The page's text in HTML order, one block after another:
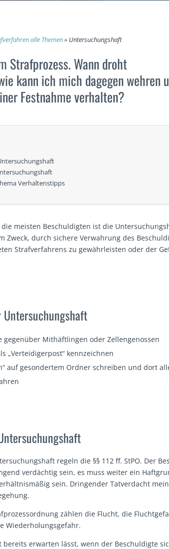
alle Themen» Untersuchungshaft
Strafprozess. Wann droht
kann ich mich dagegen wehren
Festnahme verhalten?
Verhaltenstipps
meisten Beschuldigten ist die
Zweck, durch sichere Verwahrung des
Strafverfahrens zu gewährleisten oder der
gegenüber Mithäftlingen oder Zellengenossen
„Verteidigerpost“ kennzeichnen
auf gesondertem Ordner schreiben und dort
regeln die §§ 112 ff. StPO. Der
verdächtig sein, es muss weiter ein
sein. Dringender Tatverdacht
zählen die Flucht, die
Wiederholungsgefahr.
bereits erwarten lässt, wenn der Beschuldigte